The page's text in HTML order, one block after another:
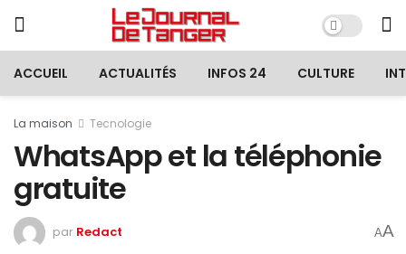
ACCUEIL ACTUALITÉS INFOS 24 CULTURE
La maison Tecnologie
WhatsApp et la téléphonie
gratuite
par Redact AA